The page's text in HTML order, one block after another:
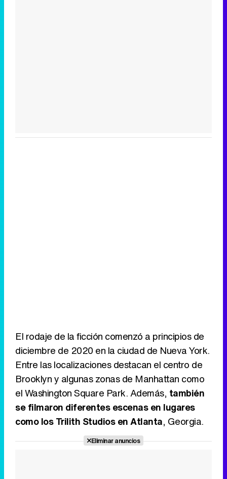
El rodaje de la ficción comenzó a principios de
diciembre de 2020 en la ciudad de Nueva York.
Entre las localizaciones destacan el centro de
Brooklyn y algunas zonas de Manhattan como
el Washington Square Park. Además, también
se filmaron diferentes escenas en lugares
como los Trilith Studios en Atlanta, Georgia.
Eliminar anuncios